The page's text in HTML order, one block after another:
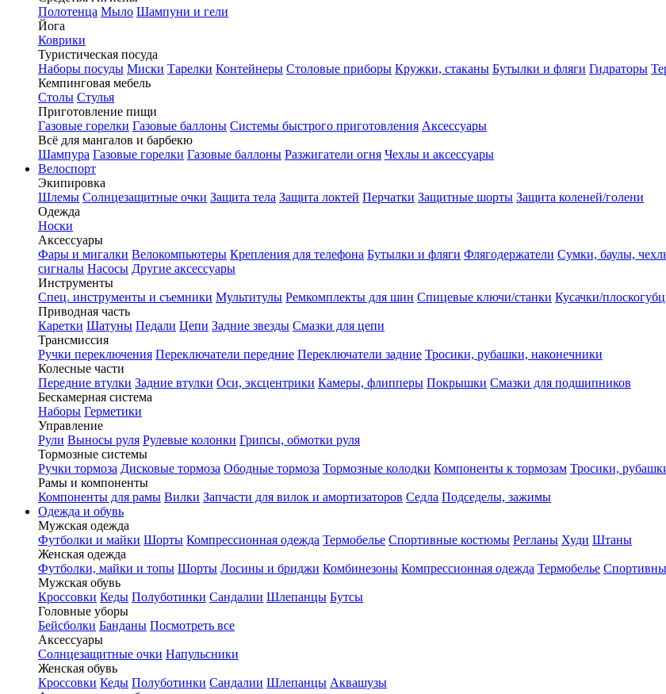
Полотенца Мыло Шампуни и гели
Йога
Коврики
Туристическая посуда
Наборы посуды Миски Тарелки Контейнеры Столовые приборы Кружки, стаканы Бутылки и фляги Гидраторы
Кемпинговая мебель
Столы Стулья
Приготовление пищи
Газовые горелки Газовые баллоны Системы быстрого приготовления Аксессуары
Всё для мангалов и барбекю
Шампура Газовые горелки Газовые баллоны Разжигатели огня Чехлы и аксессуары
Велоспорт
Экипировка
Шлемы Солнцезащитные очки Защита тела Защита локтей Перчатки Защитные шорты Защита коленей/голени
Одежда
Носки
Аксессуары
Фары и мигалки Велокомпьютеры Крепления для телефона Бутылки и фляги Флягодержатели Сумки, баулы,
сигналы Насосы Другие аксессуары
Инструменты
Спец. инструменты и съемники Мультитулы Ремкомплекты для шин Спицевые ключи/станки Кусачки/
Приводная часть
Каретки Шатуны Педали Цепи Задние звезды Смазки для цепи
Трансмиссия
Ручки переключения Переключатели передние Переключатели задние Тросики, рубашки, наконечники
Колесные части
Передние втулки Задние втулки Оси, эксцентрики Камеры, флипперы Покрышки Смазки для подшипников
Бескамерная система
Наборы Герметики
Управление
Рули Выносы руля Рулевые колонки Грипсы, обмотки руля
Тормозные системы
Ручки тормоза Дисковые тормоза Ободные тормоза Тормозные колодки Компоненты к тормозам Тросики,
Рамы и компоненты
Компоненты для рамы Вилки Запчасти для вилок и амортизаторов Седла Подседелы, зажимы
Одежда и обувь
Мужская одежда
Футболки и майки Шорты Компрессионная одежда Термобелье Спортивные костюмы Регланы Худи Штаны
Женская одежда
Футболки, майки и топы Шорты Лосины и бриджи Комбинезоны Компрессионная одежда Термобелье
Мужская обувь
Кроссовки Кеды Полуботинки Сандалии Шлепанцы Бутсы
Головные уборы
Бейсболки Банданы Посмотреть все
Аксессуары
Солнцезащитные очки Напульсники
Женская обувь
Кроссовки Кеды Полуботинки Сандалии Шлепанцы Аквашузы